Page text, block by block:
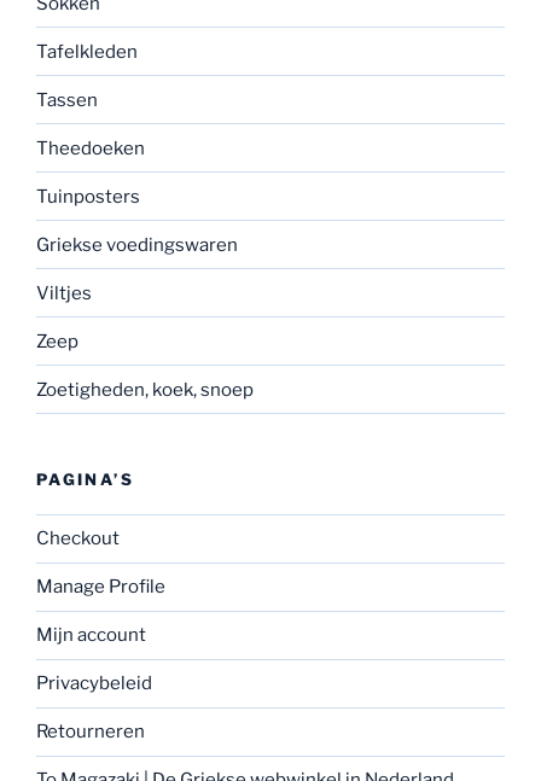
Tafelkleden
Tassen
Theedoeken
Tuinposters
Griekse voedingswaren
Viltjes
Zeep
Zoetigheden, koek, snoep
PAGINA’S
Checkout
Manage Profile
Mijn account
Privacybeleid
Retourneren